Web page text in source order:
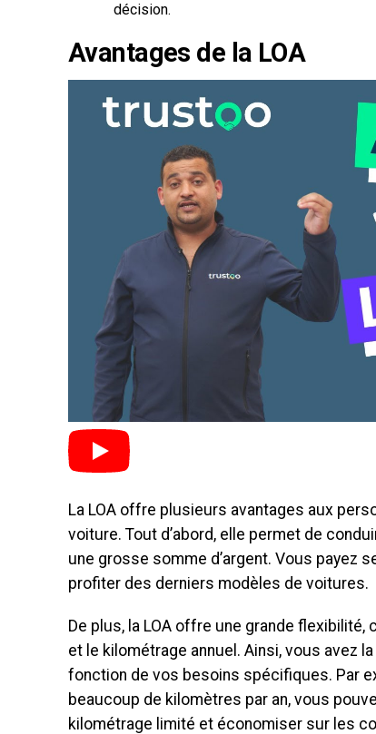
décision.
Avantages de la LOA
La LOA offre plusieurs avantages aux
voiture. Tout d’abord, elle permet de
une grosse somme d’argent. Vous payez
profiter des derniers modèles de voitures.
De plus, la LOA offre une grande
et le kilométrage annuel. Ainsi, vous avez
fonction de vos besoins spécifiques. Par
beaucoup de kilomètres par an, vous
kilométrage limité et économiser sur les